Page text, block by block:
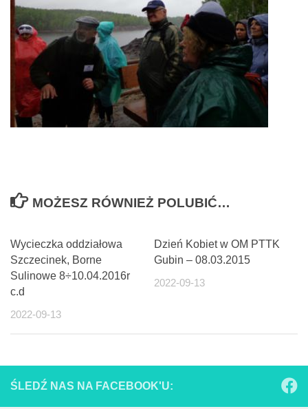
MOŻESZ RÓWNIEŻ POLUBIĆ…
Wycieczka oddziałowa
Szczecinek, Borne
Sulinowe 8÷10.04.2016r
c.d
2022-09-13
Dzień Kobiet w OM PTTK
Gubin – 08.03.2015
2022-09-13
ŚLEDŹ NAS NA FACEBOOK'U: